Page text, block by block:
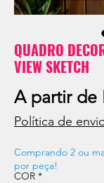
QUADRO
VIEW SKETCH
A partir de
Política de
Comprando 2 ou
por peça!
COR *